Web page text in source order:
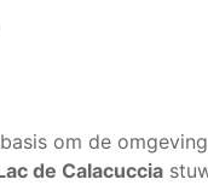
om de
de Calacuccia